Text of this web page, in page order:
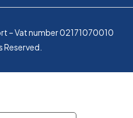
– Vat number 02171070010
Reserved.